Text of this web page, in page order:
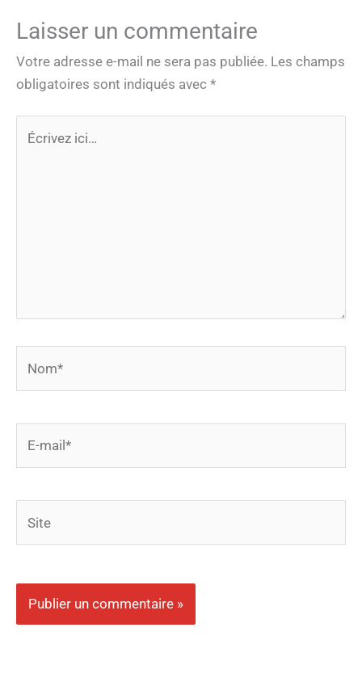
Laisser un commentaire
Votre adresse e-mail ne sera pas publiée. Les champs
obligatoires sont indiqués avec *